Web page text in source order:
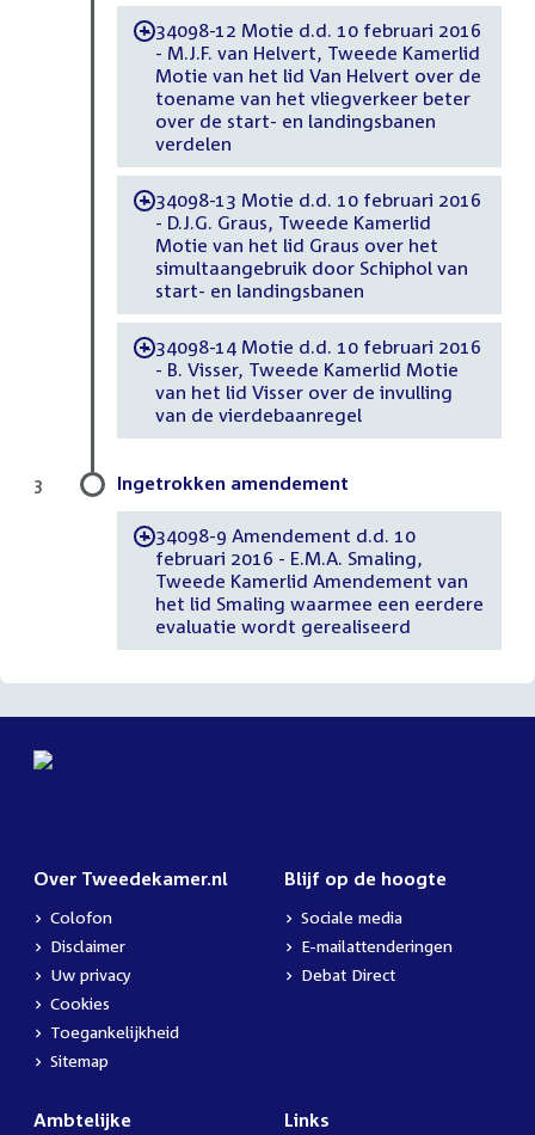
-34098-12 Motie d.d. 10 februari 2016
- M.J.F. van Helvert, Tweede Kamerlid
Motie van het lid Van Helvert over de
toename van het vliegverkeer beter
over de start- en landingsbanen
verdelen
-34098-13 Motie d.d. 10 februari 2016
- D.J.G. Graus, Tweede Kamerlid
Motie van het lid Graus over het
simultaangebruik door Schiphol van
start- en landingsbanen
-34098-14 Motie d.d. 10 februari 2016
- B. Visser, Tweede Kamerlid Motie
van het lid Visser over de invulling
van de vierdebaanregel
Ingetrokken amendement
-34098-9 Amendement d.d. 10
februari 2016 - E.M.A. Smaling,
Tweede Kamerlid Amendement van
het lid Smaling waarmee een eerdere
evaluatie wordt gerealiseerd
3
Over Tweedekamer.nl
Colofon
Disclaimer
Uw privacy
Cookies
Toegankelijkheid
Sitemap
Blijf op de hoogte
Sociale media
E-mailattenderingen
Debat Direct
Ambtelijke
Links